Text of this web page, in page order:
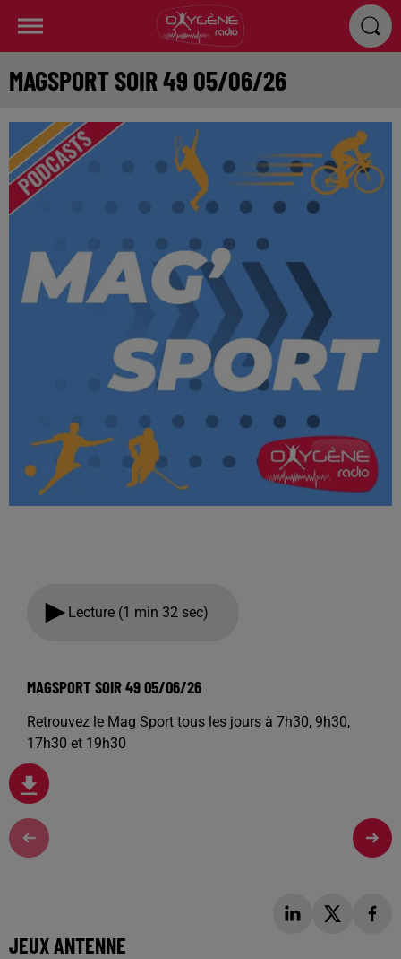
MAGSPORT SOIR 49 05/06/26
Lecture (1 min 32 sec)
MAGSPORT SOIR 49 05/06/26
Retrouvez le Mag Sport tous les jours à 7h30, 9h30,
17h30 et 19h30
JEUX ANTENNE